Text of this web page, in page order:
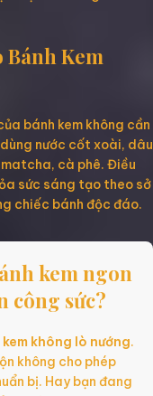
Bánh Kem
bánh kem không cần
nước cốt xoài, dâu
cà phê. Điều
sức sáng tạo theo sở
chiếc bánh độc đáo.
kem ngon
công sức?
không lò nướng.
không cho phép
bị. Hay bạn đang